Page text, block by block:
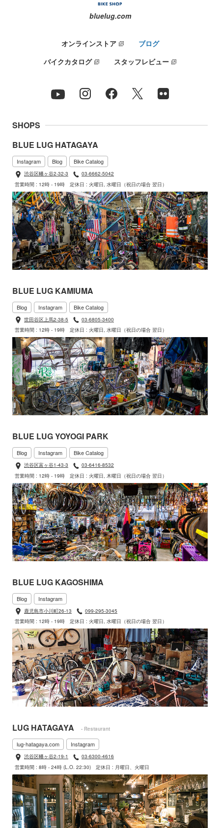
bluelug.com
オンラインストア
ブログ
バイクカタログ
スタッフレビュー
SHOPS
BLUE LUG HATAGAYA
Instagram Blog Bike Catalog
渋谷区幡ヶ谷2-32-3
03-6662-5042
営業時間 : 12時 - 19時
定休日 : 火曜日, 水曜日（祝日の場合 翌日）
BLUE LUG KAMIUMA
Blog Instagram Bike Catalog
世田谷区上馬2-38-5
03-6805-3400
営業時間 : 12時 - 19時
定休日 : 火曜日, 水曜日（祝日の場合 翌日）
BLUE LUG YOYOGI PARK
Blog Instagram Bike Catalog
渋谷区富ヶ谷1-43-3
03-6416-8532
営業時間 : 12時 - 19時
定休日 : 火曜日, 木曜日（祝日の場合 翌日）
BLUE LUG KAGOSHIMA
Blog Instagram
鹿児島市小川町26-13
099-295-3045
営業時間 : 12時 - 19時
定休日 : 火曜日, 水曜日（祝日の場合 翌日）
LUG HATAGAYA - Restaurant
lug-hatagaya.com Instagram
渋谷区幡ヶ谷2-19-1
03-6300-4616
営業時間 : 8時 - 24時 (L.O. 22:30)
定休日 : 月曜日、火曜日